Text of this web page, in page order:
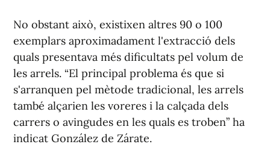
No obstant això, existixen altres 90 o 100
exemplars aproximadament l'extracció dels
quals presentava més dificultats pel volum de
les arrels. “El principal problema és que si
s'arranquen pel mètode tradicional, les arrels
també alçarien les voreres i la calçada dels
carrers o avingudes en les quals es troben” ha
indicat González de Zárate.